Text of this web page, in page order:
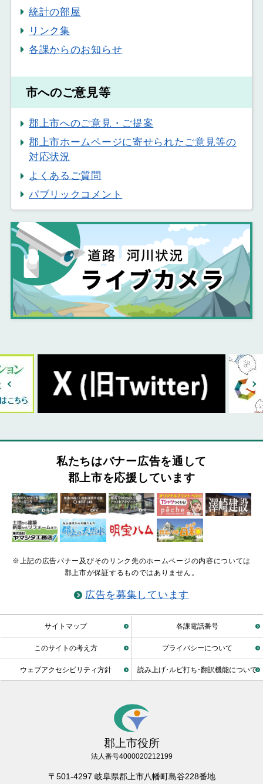
統計の部屋
リンク集
各課からのお知らせ
市へのご意見等
郡上市へのご意見・ご提案
郡上市ホームページに寄せられたご意見等の
対応状況
よくあるご質問
パブリックコメント
私たちはバナー広告を通して
郡上市を応援しています
※上記の広告バナー及びそのリンク先のホームページの内容については
郡上市が保証するものではありません。
広告を募集しています
サイトマップ 各課電話番号
このサイトの考え方 プライバシーについて
ウェブアクセシビリティ方針 読み上げ･ルビ打ち･翻訳機能について
郡上市役所
法人番号4000020212199
〒501-4297 岐阜県郡上市八幡町島谷228番地